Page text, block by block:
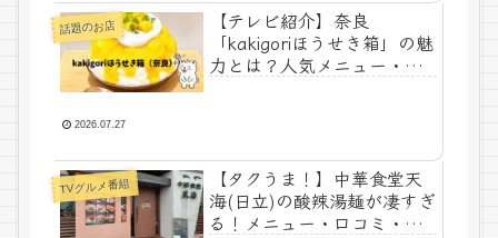
話題のお店
【テレビ紹介】奈良
「kakigoriほうせき箱」の魅
力とは？人気メニュー・ア
2026.07.27
TVグルメ番組
【タクうま！】中華食堂天
海(日立)の酸辣湯麺が凄すぎ
る！メニュー・口コミ・ア